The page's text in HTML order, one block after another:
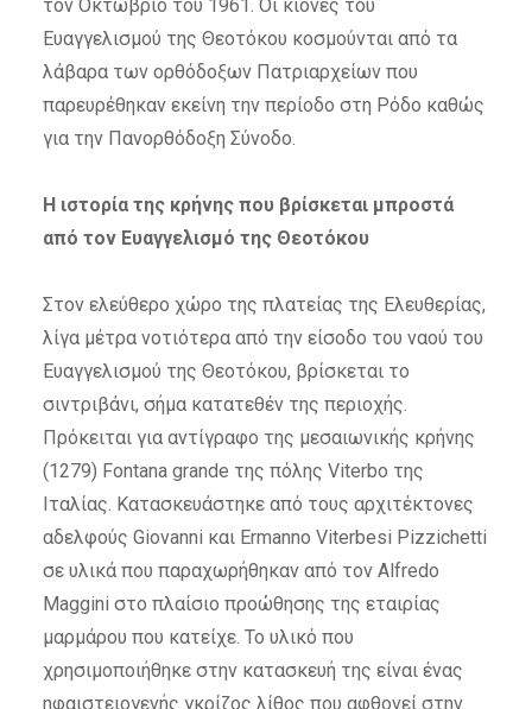
τον Οκτώβριο του 1961. Οι κίονες του
Ευαγγελισμού της Θεοτόκου κοσμούνται από τα
λάβαρα των ορθόδοξων Πατριαρχείων που
παρευρέθηκαν εκείνη την περίοδο στη Ρόδο καθώς
για την Πανορθόδοξη Σύνοδο.
Η ιστορία της κρήνης που βρίσκεται μπροστά
από τον Ευαγγελισμό της Θεοτόκου
Στον ελεύθερο χώρο της πλατείας της Ελευθερίας,
λίγα μέτρα νοτιότερα από την είσοδο του ναού του
Ευαγγελισμού της Θεοτόκου, βρίσκεται το
σιντριβάνι, σήμα κατατεθέν της περιοχής.
Πρόκειται για αντίγραφο της μεσαιωνικής κρήνης
(1279) Fontana grande της πόλης Viterbo της
Ιταλίας. Κατασκευάστηκε από τους αρχιτέκτονες
αδελφούς Giovanni και Ermanno Viterbesi Pizzichetti
σε υλικά που παραχωρήθηκαν από τον Alfredo
Maggini στο πλαίσιο προώθησης της εταιρίας
μαρμάρου που κατείχε. Το υλικό που
χρησιμοποιήθηκε στην κατασκευή της είναι ένας
ηφαιστειογενής γκρίζος λίθος που αφθονεί στην